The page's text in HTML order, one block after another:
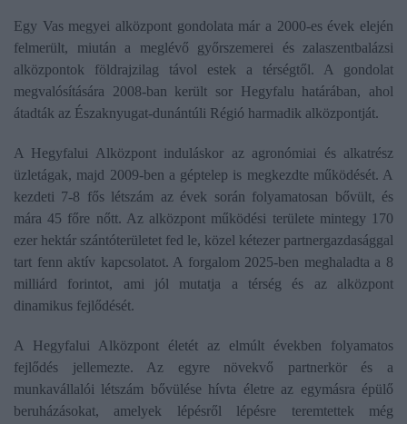
Egy Vas megyei alközpont gondolata már a 2000-es évek elején
felmerült, miután a meglévő győrszemerei és zalaszentbalázsi
alközpontok földrajzilag távol estek a térségtől. A gondolat
megvalósítására 2008-ban került sor Hegyfalu határában, ahol
átadták az Északnyugat-dunántúli Régió harmadik alközpontját.
A Hegyfalui Alközpont induláskor az agronómiai és alkatrész
üzletágak, majd 2009-ben a géptelep is megkezdte működését. A
kezdeti 7-8 fős létszám az évek során folyamatosan bővült, és
mára 45 főre nőtt. Az alközpont működési területe mintegy 170
ezer hektár szántóterületet fed le, közel kétezer partnergazdasággal
tart fenn aktív kapcsolatot. A forgalom 2025-ben meghaladta a 8
milliárd forintot, ami jól mutatja a térség és az alközpont
dinamikus fejlődését.
A Hegyfalui Alközpont életét az elmúlt években folyamatos
fejlődés jellemezte. Az egyre növekvő partnerkör és a
munkavállalói létszám bővülése hívta életre az egymásra épülő
beruházásokat, amelyek lépésről lépésre teremtettek még